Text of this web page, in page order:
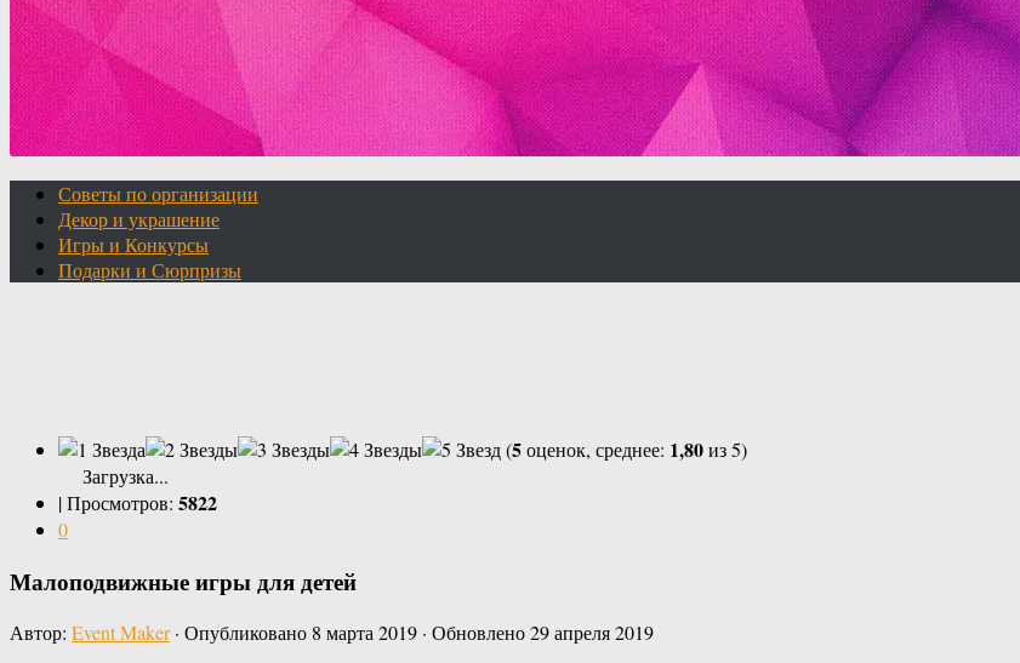
Советы по организации
Декор и украшение
Игры и Конкурсы
Подарки и Сюрпризы
(5оценок, среднее: 1,80из 5)
Загрузка...
|Просмотров: 5822
0
Малоподвижные игры для детей
Автор: Event Maker · Опубликовано 8 марта 2019 · Обновлено29 апреля 2019